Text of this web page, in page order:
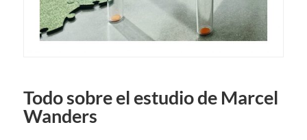
Todo sobre el estudio de Marcel
Wanders